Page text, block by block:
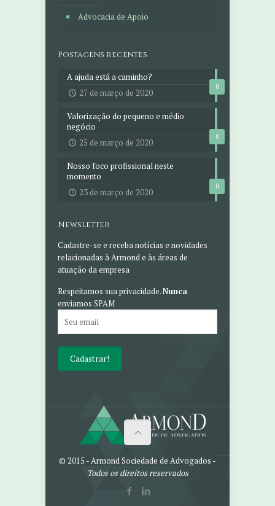
Advocacia de Apoio
Postagens recentes
0
A ajuda está a caminho?
27 de março de 2020
0
Valorização do pequeno e médio
negócio
25 de março de 2020
0
Nosso foco profissional neste
momento
23 de março de 2020
Newsletter
Cadastre-se e receba notícias e novidades
relacionadas à Armond e às áreas de
atuação da empresa
Respeitamos sua privacidade.Nunca
enviamos SPAM
© 2015 - Armond Sociedade de Advogados -
Todos os direitos reservados